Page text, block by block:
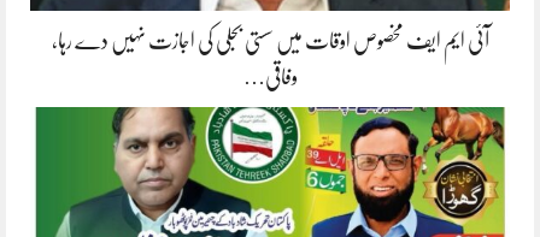
آئی ایم ایف مخصوص اوقات میں سستی بجلی کی اجازت نہیں دے رہا،
وفاقی…